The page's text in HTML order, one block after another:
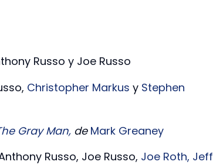
Russo y Joe Russo
Christopher Markus y Stephen
Gray Man, de Mark Greaney
Russo, Joe Russo, Joe Roth, Jeff